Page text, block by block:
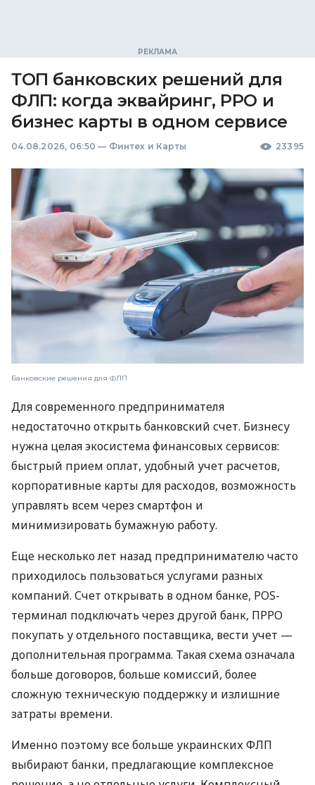
ТОП банковских решений для
ФЛП: когда эквайринг, РРО и
бизнес карты в одном сервисе
04.08.2026, 06:50 — Финтех и Карты 23395
Банковские решения для ФЛП
Для современного предпринимателя
недостаточно открыть банковский счет. Бизнесу
нужна целая экосистема финансовых сервисов:
быстрый прием оплат, удобный учет расчетов,
корпоративные карты для расходов, возможность
управлять всем через смартфон и
минимизировать бумажную работу.
Еще несколько лет назад предпринимателю часто
приходилось пользоваться услугами разных
компаний. Счет открывать в одном банке, POS-
терминал подключать через другой банк, ПРРО
покупать у отдельного поставщика, вести учет —
дополнительная программа. Такая схема означала
больше договоров, больше комиссий, более
сложную техническую поддержку и излишние
затраты времени.
Именно поэтому все больше украинских ФЛП
выбирают банки, предлагающие комплексное